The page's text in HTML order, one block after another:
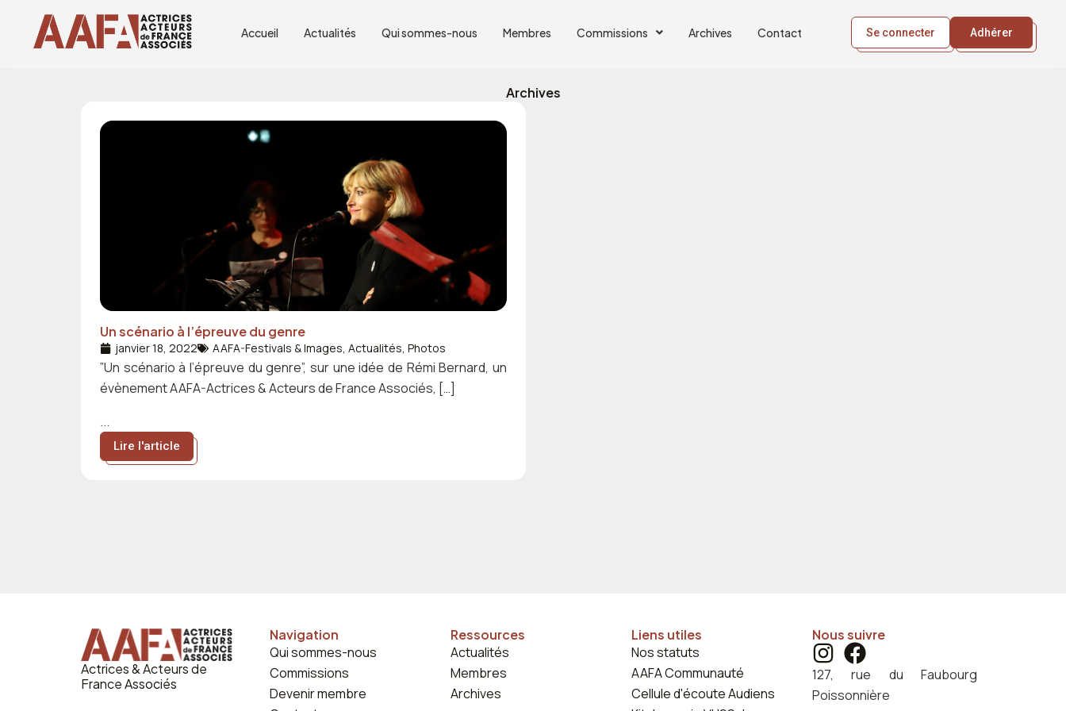
contenu
Accueil Actualités Qui sommes-nous Membres Commissions Archives Contact Se connecter Adhérer
Archives
Un scénario à l’épreuve du genre
janvier 18, 2022 AAFA-Festivals & Images, Actualités, Photos
”Un scénario à l’épreuve du genre”, sur une idée de Rémi Bernard, un
évènement AAFA-Actrices & Acteurs de France Associés, […]
...
Lire l'article
Actrices & Acteurs de
France Associés
Navigation
Qui sommes-nous
Commissions
Devenir membre
Ressources
Actualités
Membres
Archives
Liens utiles
Nos statuts
AAFA Communauté
Cellule d'écoute Audiens
Nous suivre
127, rue du Faubourg
Poissonnière